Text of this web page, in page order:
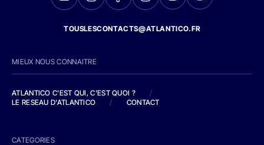
TOUSLESCONTACTS@ATLANTICO.FR
MIEUX NOUS CONNAITRE
ATLANTICO C'EST QUI, C'EST QUOI ?
/
LE RESEAU D'ATLANTICO
/ CONTACT
CATEGORIES